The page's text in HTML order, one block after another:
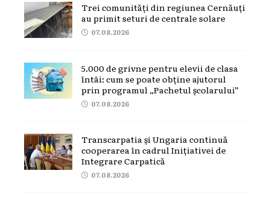
Trei comunități din regiunea Cernăuți
au primit seturi de centrale solare
07.08.2026
5.000 de grivne pentru elevii de clasa
întâi: cum se poate obține ajutorul
prin programul „Pachetul școlarului”
07.08.2026
Transcarpatia și Ungaria continuă
cooperarea în cadrul Inițiativei de
Integrare Carpatică
07.08.2026